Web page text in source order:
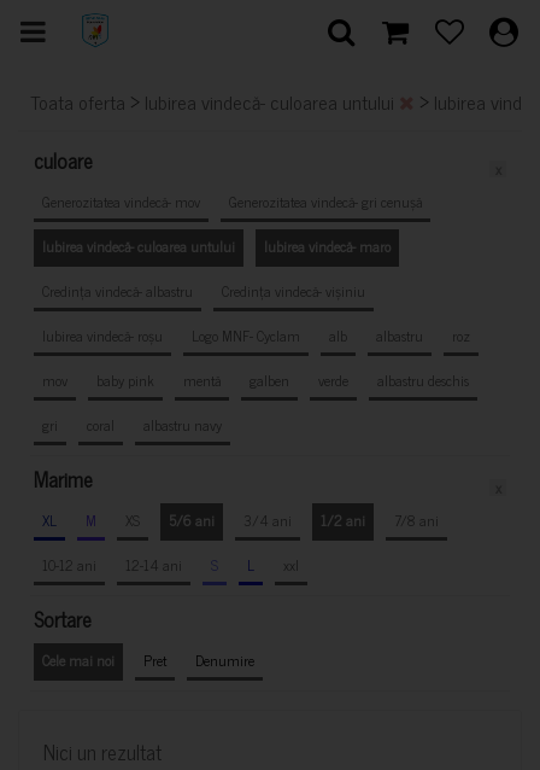
Toata oferta > Iubirea vindecă- culoarea untului > Iubirea
culoare
Generozitatea vindecă- mov
Generozitatea vindecă- gri cenușă
Iubirea vindecă- culoarea untului
Iubirea vindecă- maro
Credința vindecă- albastru
Credința vindecă- vișiniu
Iubirea vindecă- roșu
Logo MNF- Cyclam alb albastru
roz
mov
baby pink mentă galben verde
albastru deschis
gri
coral albastru navy
Marime
XL M XS 5/6 ani 3/4 ani 1/2 ani
7/8 ani
10-12 ani
12-14 ani S L xxl
Sortare
Cele mai noi Pret Denumire
Nici un rezultat